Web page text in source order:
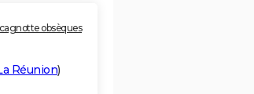
obsèques
Réunion)